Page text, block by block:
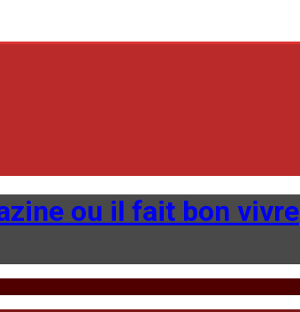
ou il fait bon vivre